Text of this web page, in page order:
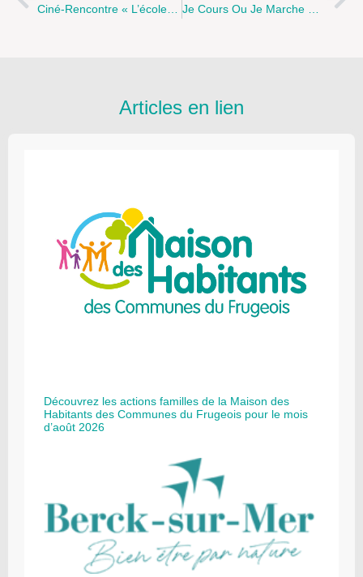
Articles en lien
Découvrez les actions familles de la Maison des
Habitants des Communes du Frugeois pour le mois
d’août 2026